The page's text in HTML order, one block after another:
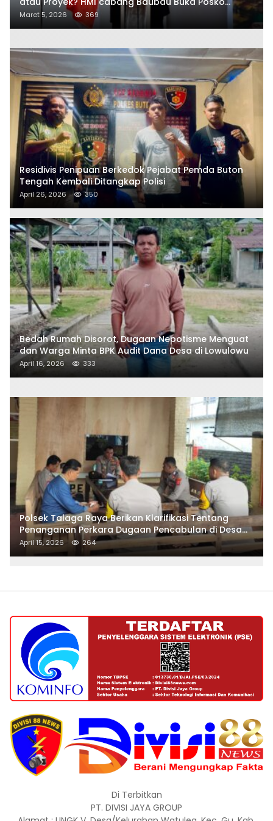
Aduan Masyarakat
Maret 5, 2026 369
Residivis Penipuan Berkedok Pejabat Pemda Buton
Tengah Kembali Ditangkap Polisi
April 26, 2026 350
Bedah Rumah Disorot, Dugaan Nepotisme Menguat
dan Warga Minta BPK Audit Dana Desa di Lowulowu
April 16, 2026 333
Polsek Talaga Raya Berikan Klarifikasi Tentang
Penanganan Perkara Dugaan Pencabulan di Desa
Talaga Besar
April 15, 2026 264
Di Terbitkan
PT. DIVISI JAYA GROUP